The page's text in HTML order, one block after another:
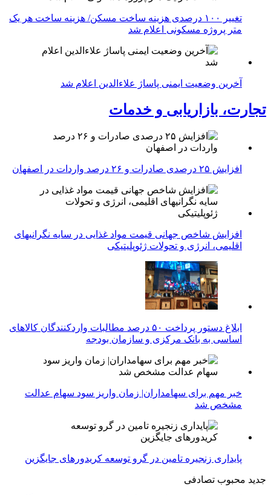
تغییر ۱۰۰ درصدی هزینه ساخت مسکن/ هزینه ساخت هر یک
متر پروژه مسکونی اعلام شد
آخرین وضعیت ایمنی پاساژ علاءالدین اعلام شد
تجارت، بازاریابی و خدمات
افزایش ۲۵ درصدی صادرات و ۲۶ درصد واردات در اصفهان
افزایش شاخص جهانی قیمت مواد غذایی در سایه نگرانیهای
اقلیمی، انرژی و تحولات ژئوپلیتیکی
ابلاغ دستور پرداخت ۵۰ درصد مطالبات واردکنندگان کالاهای
اساسی به بانک مرکزی و سازمان بودجه
خبر مهم برای سهامداران| زمان واریز سود سهام عدالت
مشخص شد
پایداری زنجیره تامین در گرو توسعه کریدورهای جایگزین
جدید محبوب تصادفی